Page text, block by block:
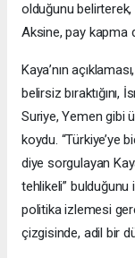
olduğunu belirterek,
Aksine, pay kapma
Kaya’nın
belirsiz
Suriye, Yemen gibi
koydu. “Türkiye’ye
diye sorgulayan
tehlikeli” bulduğunu
politika izlemesi
çizgisinde, adil bir